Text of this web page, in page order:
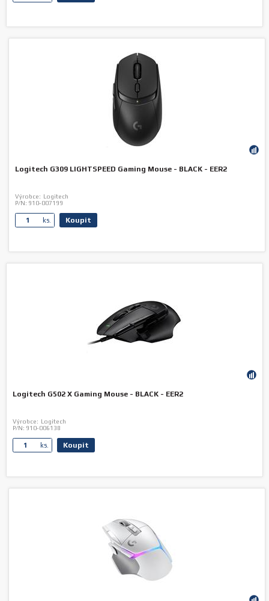
Logitech G309 LIGHTSPEED Gaming Mouse - BLACK - EER2
Výrobce: Logitech
P/N: 910-007199
ks. Koupit
Logitech G502 X Gaming Mouse - BLACK - EER2
Výrobce: Logitech
P/N: 910-006138
ks. Koupit